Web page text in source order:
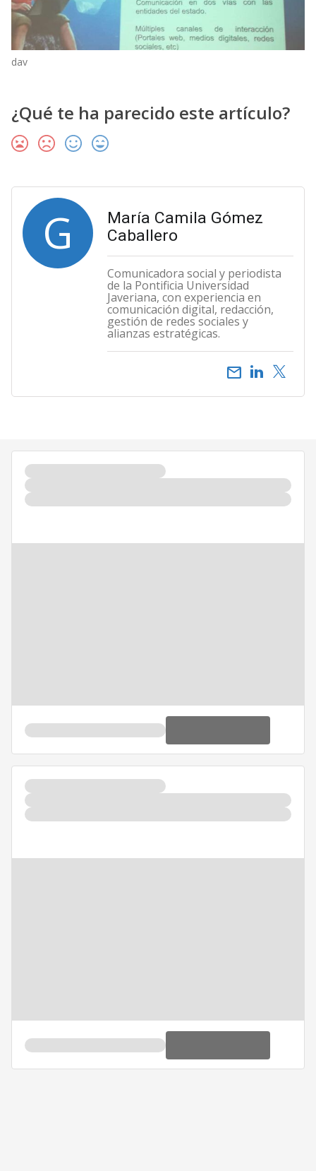
dav
¿Qué te ha parecido este artículo?
G
María Camila Gómez
Caballero
Comunicadora social y periodista
de la Pontificia Universidad
Javeriana, con experiencia en
comunicación digital, redacción,
gestión de redes sociales y
alianzas estratégicas.
email